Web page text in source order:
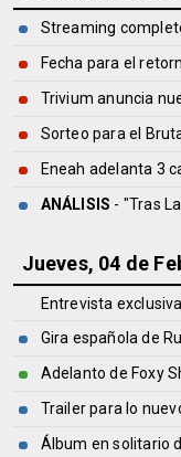
Streaming
Fecha para el
Trivium anuncia
Sorteo para el
Eneah adelanta 3
ANÁLISIS - "Tras
Jueves, 04 de
Entrevista
Gira española de
Adelanto de Foxy
Trailer para lo
Álbum en solitario